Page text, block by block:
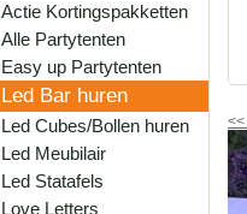
Actie Kortingspakketten
Alle Partytenten
Easy up Partytenten
Led Bar huren
Led Cubes/Bollen huren
Led Meubilair
Led Statafels
Love Letters
<<